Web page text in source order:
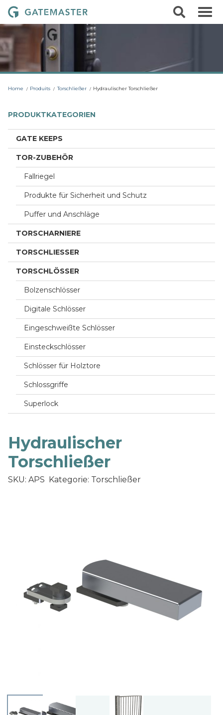
i
t
o
c
o
n
G
a
t
e
m
a
s
e
o
e
Home Produits Torschließer Hydraulischer Torschließer
PRODUKTKATEGORIEN
GATE KEEPS
TOR-ZUBEHÖR
Fallriegel
Produkte für Sicherheit und Schutz
Puffer und Anschläge
TORSCHARNIERE
TORSCHLIESSER
TORSCHLÖSSER
Bolzenschlösser
Digitale Schlösser
Eingeschweißte Schlösser
Einsteckschlösser
Schlösser für Holztore
Schlossgriffe
Superlock
Hydraulischer
Torschließer
SKU: APS Kategorie: Torschließer